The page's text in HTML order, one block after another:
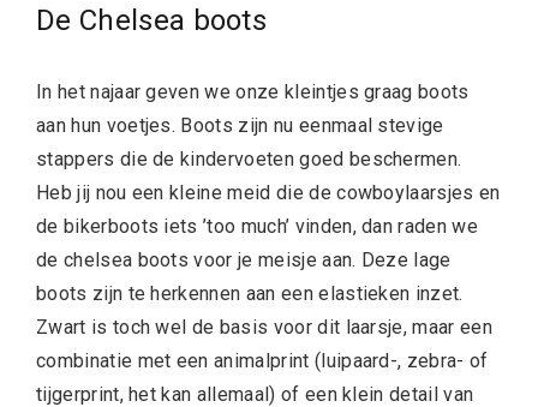
De Chelsea boots
In het najaar geven we onze kleintjes graag boots
aan hun voetjes. Boots zijn nu eenmaal stevige
stappers die de kindervoeten goed beschermen.
Heb jij nou een kleine meid die de cowboylaarsjes en
de bikerboots iets ’too much’ vinden, dan raden we
de chelsea boots voor je meisje aan. Deze lage
boots zijn te herkennen aan een elastieken inzet.
Zwart is toch wel de basis voor dit laarsje, maar een
combinatie met een animalprint (luipaard-, zebra- of
tijgerprint, het kan allemaal) of een klein detail van